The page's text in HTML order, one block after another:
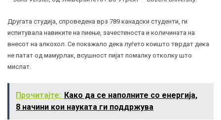
Другата студија, спроведена врз 789 канадски студенти, ги
испитувала навиките на пиење, зачестеноста и количината на
внесот на алкохол. Се покажало дека луѓето коишто тврдат дека
не патат од мамурлак, всушност пијат помалку отколку што
мислат.
Прочитајте: Како да се наполните со енергија,
8 начини кои науката ги поддржува